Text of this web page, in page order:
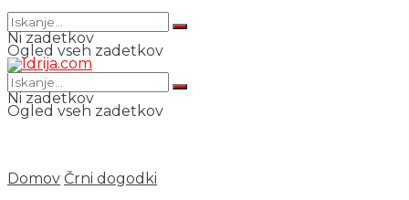
Ni zadetkov
Ogled vseh zadetkov
Ni zadetkov
Ogled vseh zadetkov
Domov Črni dogodki